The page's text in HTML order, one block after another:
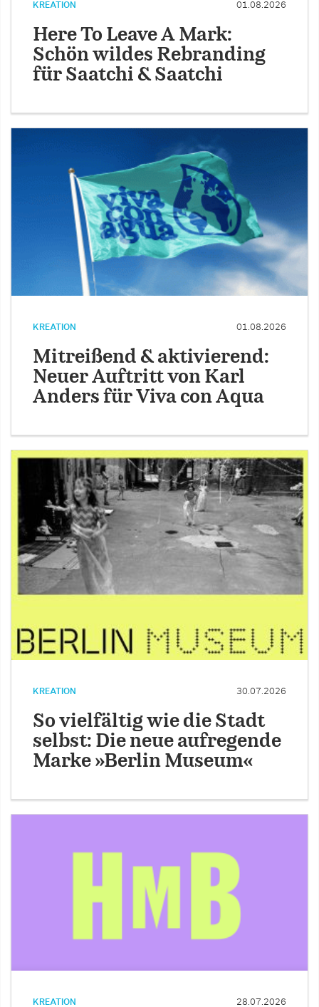
KREATION 01.08.2026
Here To Leave A Mark:
Schön wildes Rebranding
für Saatchi & Saatchi
KREATION 01.08.2026
Mitreißend & aktivierend:
Neuer Auftritt von Karl
Anders für Viva con Aqua
KREATION 30.07.2026
So vielfältig wie die Stadt
selbst: Die neue aufregende
Marke »Berlin Museum«
KREATION 28.07.2026